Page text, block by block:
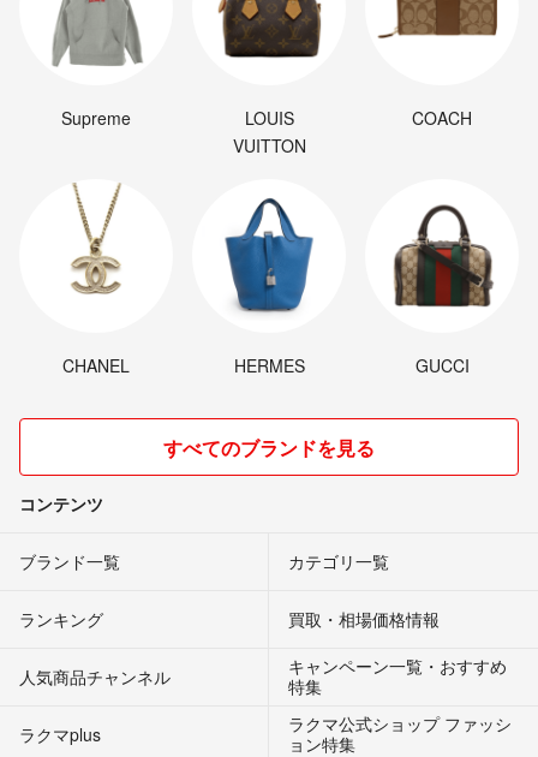
Supreme
LOUIS
VUITTON
COACH
CHANEL HERMES GUCCI
すべてのブランドを見る
コンテンツ
ブランド一覧 カテゴリ一覧
ランキング 買取・相場価格情報
人気商品チャンネル
キャンペーン一覧・おすすめ
特集
ラクマplus
ラクマ公式ショップ ファッシ
ョン特集